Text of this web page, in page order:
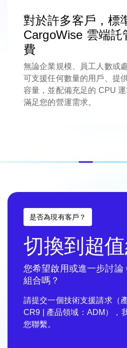
對於許多客戶，標
CargoWise 雲端託
費
無論企業規模、員工人數或
可支援任何數量的用戶、提
容量，並配備充足的 CPU
滿足您的營運需求。
是否為現有客戶？
切換到超
您希望啟用或進一步討論
組合嗎？
請提交一個技術支援請求（
CR9 | 產品領域：ADM），
您聯繫。